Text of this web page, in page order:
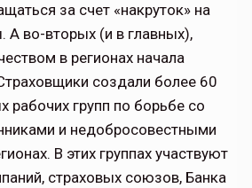
за счет «накруток» на
А во-вторых (и в главных),
в регионах начала
создали более 60
групп по борьбе со
и недобросовестными
В этих группах участвуют
страховых союзов, Банка